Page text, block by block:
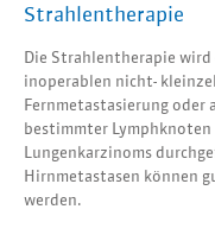
Strahlentherapie
Die Strahlentherapie
inoperablen nicht-
Fernmetastasierung oder
bestimmter
Lungenkarzinoms
Hirnmetastasen können
werden.